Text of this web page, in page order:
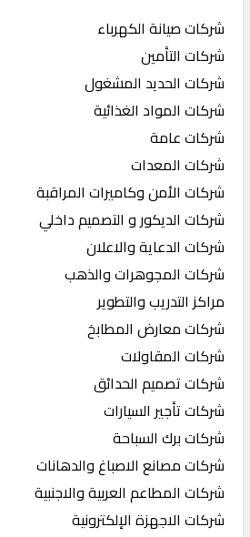
كيو
ماركت
الدليل
القطري
POWERED
QHOST
شركات صيانة الكهرباء
شركات التأمين
شركات الحديد المشغول
شركات المواد الغذائية
شركات عامة
شركات المعدات
شركات الأمن وكاميرات المراقبة
شركات الديكور و التصميم داخلي
شركات الدعاية والاعلان
شركات المجوهرات والذهب
مراكز التدريب والتطوير
شركات معارض المطابخ
شركات المقاولات
شركات تصميم الحدائق
شركات تأجير السيارات
شركات برك السباحة
شركات مصانع الاصباغ والدهانات
شركات المطاعم العربية والاجنبية
شركات الاجهزة الإلكترونية